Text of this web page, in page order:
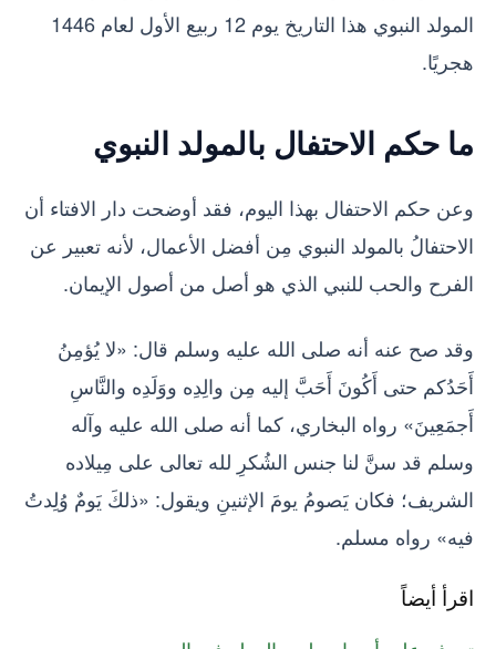
المولد النبوي هذا التاريخ يوم 12 ربيع الأول لعام 1446
هجريًا.
ما حكم الاحتفال بالمولد النبوي
وعن حكم الاحتفال بهذا اليوم، فقد أوضحت دار الافتاء أن
الاحتفالُ بالمولد النبوي مِن أفضل الأعمال، لأنه تعبير عن
الفرح والحب للنبي الذي هو أصل من أصول الإيمان.
وقد صح عنه أنه صلى الله عليه وسلم قال: «لا يُؤمِنُ
أَحَدُكم حتى أَكُونَ أَحَبَّ إليه مِن والِدِه ووَلَدِه والنَّاسِ
أَجمَعِينَ» رواه البخاري، كما أنه صلى الله عليه وآله
وسلم قد سنَّ لنا جنس الشُكرِ لله تعالى على مِيلاده
الشريف؛ فكان يَصومُ يومَ الإثنينِ ويقول: «ذلكَ يَومٌ وُلِدتُ
فيه» رواه مسلم.
اقرأ أيضاً